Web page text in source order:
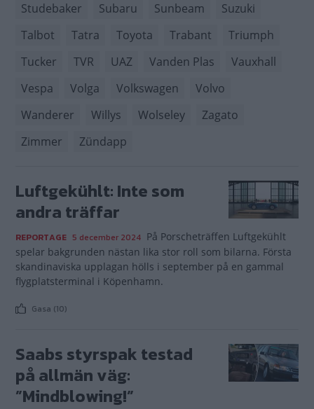
Studebaker
Subaru Sunbeam
Suzuki
Talbot
Tatra Toyota Trabant
Triumph
Tucker
TVR UAZ Vanden Plas
Vauxhall
Vespa
Volga Volkswagen
Volvo
Wanderer
Willys Wolseley
Zagato
Zimmer
Zündapp
Luftgekühlt: Inte som
andra träffar
REPORTAGE 5 december 2024 På Porscheträffen Luftgekühlt
spelar bakgrunden nästan lika stor roll som bilarna. Första
skandinaviska upplagan hölls i september på en gammal
flygplatsterminal i Köpenhamn.
Gasa (10)
Saabs styrspak testad
på allmän väg:
”Mindblowing!”